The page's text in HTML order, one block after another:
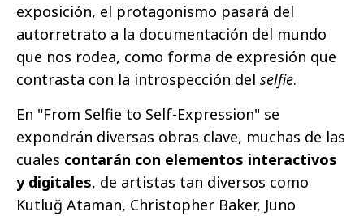
exposición, el protagonismo pasará del
autorretrato a la documentación del mundo
que nos rodea, como forma de expresión que
contrasta con la introspección del selfie.
En "From Selfie to Self-Expression" se
expondrán diversas obras clave, muchas de las
cuales contarán con elementos interactivos
y digitales, de artistas tan diversos como
Kutluğ Ataman, Christopher Baker, Juno